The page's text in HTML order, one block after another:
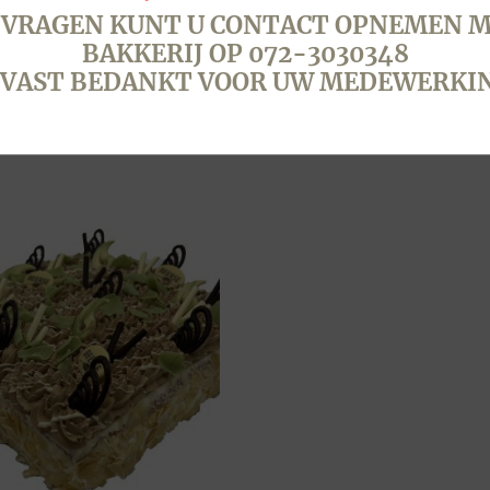
12 PERSONEN MOKKATAART, 16
€36,80
KUNT U CONTACT OPNEMEN
BAKKERIJ OP 072-3030348
BEDANKT VOOR UW